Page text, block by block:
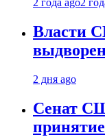
2 года ago2
Власти
2 дня ago
Сенат